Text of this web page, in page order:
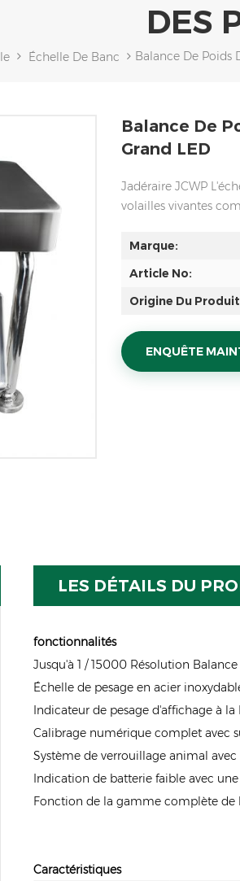
DES
Échelle De Banc Balance De Poids
Balance De
Grand LED
Jadéraire JCWP
volailles vivantes
Marque:
Article No:
Origine Du
ENQUÊTE
LES DÉTAILS DU
fonctionnalités
Jusqu'à 1 / 15000 Résolution
Échelle de pesage en acier
Indicateur de pesage d'affichage à
Calibrage numérique complet avec
Système de verrouillage animal
Indication de batterie faible avec
Fonction de la gamme complète de
Caractéristiques